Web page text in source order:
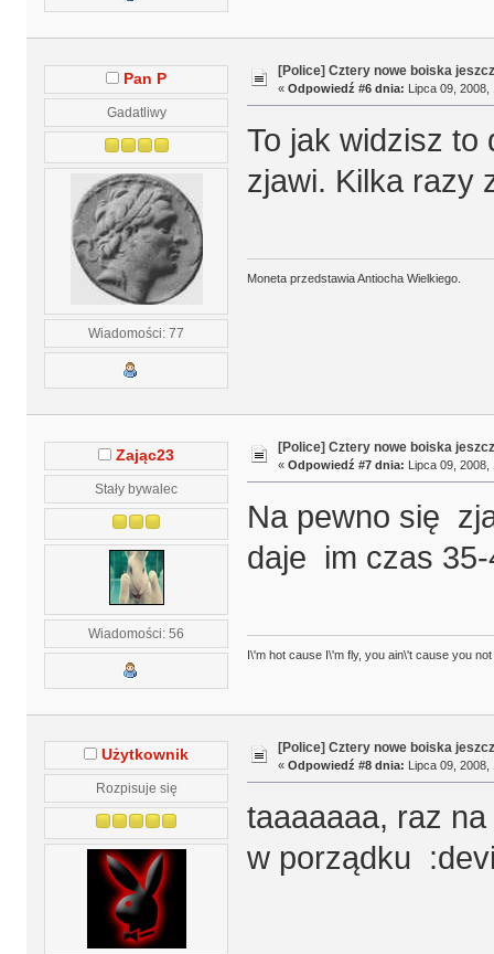
Pan P
Gadatliwy
Wiadomości: 77
[Police] Cztery nowe boiska
« Odpowiedź #6 dnia: Lipca 09, 2008,
To jak widzisz to
zjawi. Kilka razy
Moneta przedstawia Antiocha Wielkiego.
Zając23
Stały bywalec
Wiadomości: 56
[Police] Cztery nowe boiska
« Odpowiedź #7 dnia: Lipca 09, 2008,
Na pewno się
daje im czas
I\'m hot cause I\'m fly, you ain\'t cause you not
Użytkownik
Rozpisuje się
[Police] Cztery nowe boiska
« Odpowiedź #8 dnia: Lipca 09, 2008,
taaaaaaa, raz
w porządku